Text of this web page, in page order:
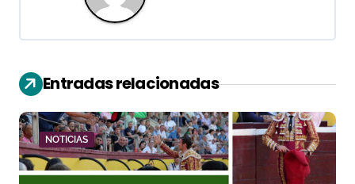
i
ó
n
d
e
Entradas relacionadas
NOTICIAS